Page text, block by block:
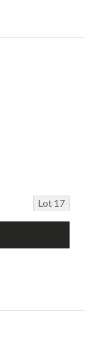
Lot 17